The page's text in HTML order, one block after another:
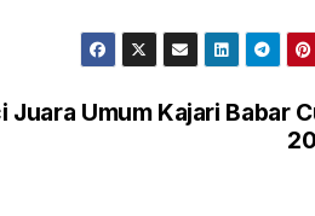
Juara Umum Kajari Babar